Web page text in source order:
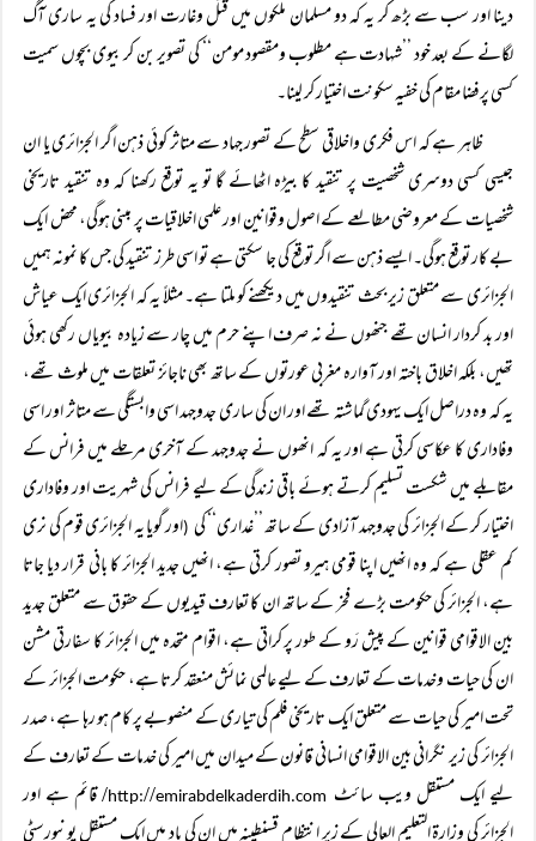
دینا اور سب سے بڑھ کر یہ کہ دو مسلمان ملکوں میں قتل وغارت اور فساد کی یہ ساری آگ
لگانے کے بعد خود ’’شہادت ہے مطلوب ومقصود مومن‘‘ کی تصویر بن کر بیوی بچوں سمیت
کسی پرفضا مقام کی خفیہ سکونت اختیار کر لینا۔
ظاہر ہے کہ اس فکری واخلاقی سطح کے تصور جہاد سے متاثر کوئی ذہن اگر الجزائری یا ان
جیسی کسی دوسری شخصیت پر تنقید کا بیڑہ اٹھائے گا تو یہ توقع رکھنا کہ وہ تنقید تاریخی
شخصیات کے معروضی مطالعے کے اصول وقوانین اور علمی اخلاقیات پر مبنی ہوگی، محض ایک
بے کار توقع ہوگی۔ ایسے ذہن سے اگر توقع کی جا سکتی ہے تو اسی طرز تنقید کی جس کا نمونہ ہمیں
الجزائری سے متعلق زیر بحث تنقیدوں میں دیکھنے کو ملتا ہے۔ مثلاً یہ کہ الجزائری ایک عیاش
اور بد کردار انسان تھے جنھوں نے نہ صرف اپنے حرم میں چار سے زیادہ بیویاں رکھی ہوئی
تھیں، بلکہ اخلاق باختہ اور آوارہ مغربی عورتوں کے ساتھ بھی ناجائز تعلقات میں ملوث تھے،
یہ کہ وہ دراصل ایک یہودی گماشتہ تھے اور ان کی ساری جدوجہد اسی وابستگی سے متاثر اور اسی
وفاداری کا عکاسی کرتی ہے اور یہ کہ انھوں نے جدوجہد کے آخری مرحلے میں فرانس کے
مقابلے میں شکست تسلیم کرتے ہوئے باقی زندگی کے لیے فرانس کی شہریت اور وفاداری
اختیار کر کے الجزائر کی جدوجہد آزادی کے ساتھ ’’غداری‘‘ کی (اور گویا یہ الجزائری قوم کی نری
کم عقلی ہے کہ وہ انھیں اپنا قومی ہیرو تصور کرتی ہے، انھیں جدید الجزائر کا بانی قرار دیا جاتا
ہے، الجزائر کی حکومت بڑے فخر کے ساتھ ان کا تعارف قیدیوں کے حقوق سے متعلق جدید
بین الاقوامی قوانین کے پیش رَو کے طور پر کراتی ہے، اقوام متحدہ میں الجزائر کا سفارتی مشن
ان کی حیات وخدمات کے تعارف کے لیے عالمی نمائش منعقد کرتا ہے، حکومت الجزائر کے
تحت امیر کی حیات سے متعلق ایک تاریخی فلم کی تیاری کے منصوبے پر کام ہو رہا ہے، صدر
الجزائر کی زیر نگرانی بین الاقوامی انسانی قانون کے میدان میں امیر کی خدمات کے تعارف کے
لیے ایک مستقل ویب سائٹ
//emirabdelkaderdih.com
/ قائم ہے اور